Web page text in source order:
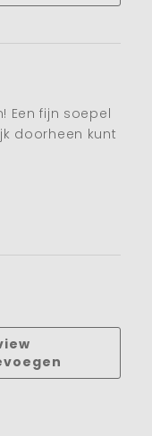
Een fijn soepel
doorheen kunt